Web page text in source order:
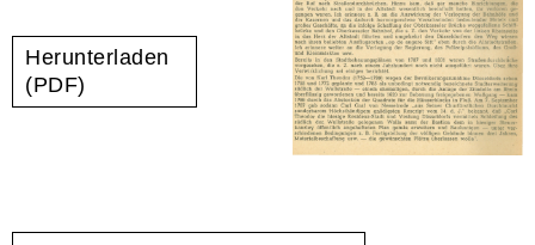
Herunterladen
(PDF)